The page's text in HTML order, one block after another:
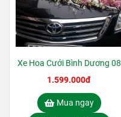
Xe Hoa Cưới Bình Dương 08
1.599.000đ
Mua ngay